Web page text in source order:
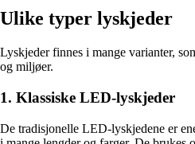
Ulike typer lyskjeder
Lyskjeder finnes i mange varianter,
og miljøer.
1. Klassiske LED-lyskjeder
De tradisjonelle LED-lyskjedene er